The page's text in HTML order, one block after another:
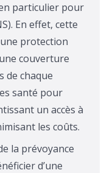
particulier pour
En effet, cette
protection
couverture
de chaque
santé pour
un accès à
les coûts.
la prévoyance
d’une